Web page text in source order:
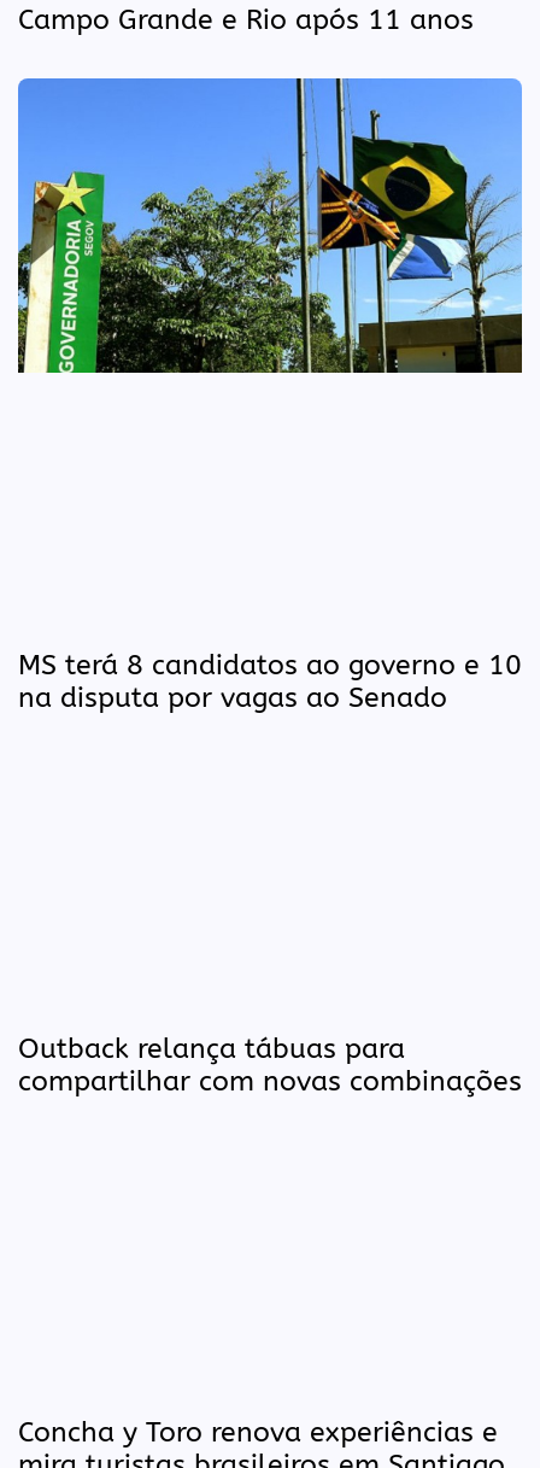
Campo Grande e Rio após 11 anos
MS terá 8 candidatos ao governo e 10
na disputa por vagas ao Senado
Outback relança tábuas para
compartilhar com novas combinações
Concha y Toro renova experiências e